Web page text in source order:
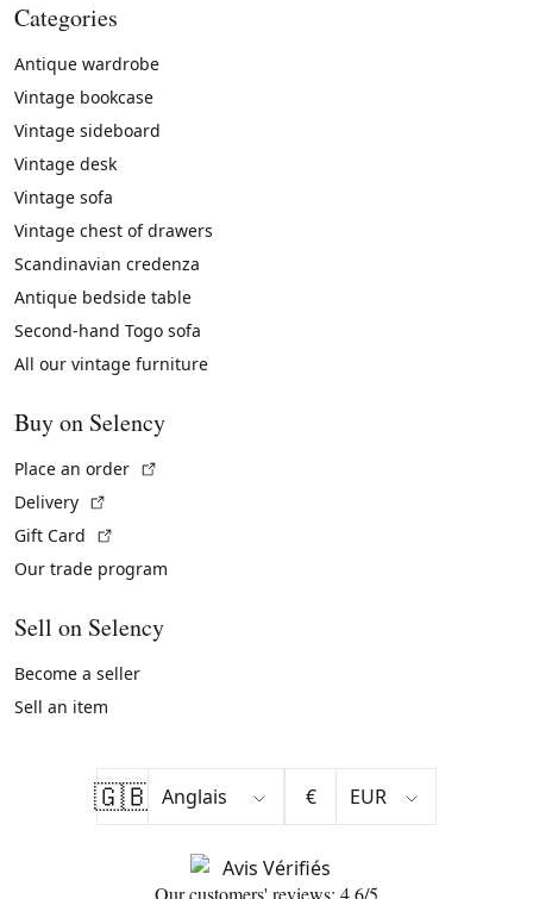
Categories
Antique wardrobe
Vintage bookcase
Vintage sideboard
Vintage desk
Vintage sofa
Vintage chest of drawers
Scandinavian credenza
Antique bedside table
Second-hand Togo sofa
All our vintage furniture
Buy on Selency
Place an order
Delivery
Gift Card
Our trade program
Sell on Selency
Become a seller
Sell an item
🇬🇧 €
Our customers' reviews: 4.6/5